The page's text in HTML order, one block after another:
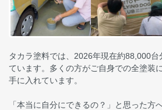
タカラ塗料では、2026年現在約88,000台
ています。多くの方がご自身での全塗装
手に入れています。
「本当に自分にできるの？」と思った方